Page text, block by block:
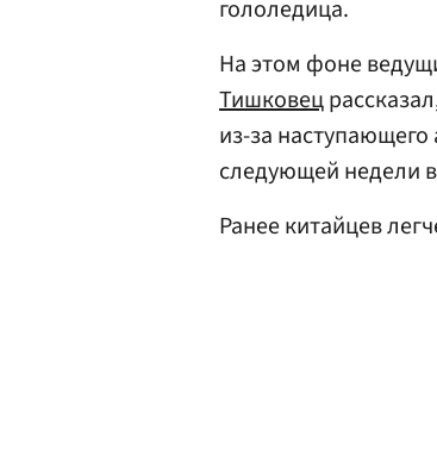
гололедица.
На этом фоне
Тишковец
из-за
следующей недели
Ранее китайцев